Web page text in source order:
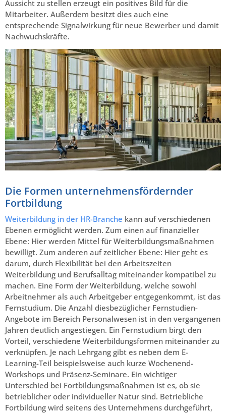
Aussicht zu stellen erzeugt ein positives Bild für die
Mitarbeiter. Außerdem besitzt dies auch eine
entsprechende Signalwirkung für neue Bewerber und damit
Nachwuchskräfte.
Die Formen unternehmensfördernder
Fortbildung
Weiterbildung in der HR-Branche kann auf verschiedenen
Ebenen ermöglicht werden. Zum einen auf finanzieller
Ebene: Hier werden Mittel für Weiterbildungsmaßnahmen
bewilligt. Zum anderen auf zeitlicher Ebene: Hier geht es
darum, durch Flexibilität bei den Arbeitszeiten
Weiterbildung und Berufsalltag miteinander kompatibel zu
machen. Eine Form der Weiterbildung, welche sowohl
Arbeitnehmer als auch Arbeitgeber entgegenkommt, ist das
Fernstudium. Die Anzahl diesbezüglicher Fernstudien-
Angebote im Bereich Personalwesen ist in den vergangenen
Jahren deutlich angestiegen. Ein Fernstudium birgt den
Vorteil, verschiedene Weiterbildungsformen miteinander zu
verknüpfen. Je nach Lehrgang gibt es neben dem E-
Learning-Teil beispielsweise auch kurze Wochenend-
Workshops und Präsenz-Seminare. Ein wichtiger
Unterschied bei Fortbildungsmaßnahmen ist es, ob sie
betrieblicher oder individueller Natur sind. Betriebliche
Fortbildung wird seitens des Unternehmens durchgeführt,